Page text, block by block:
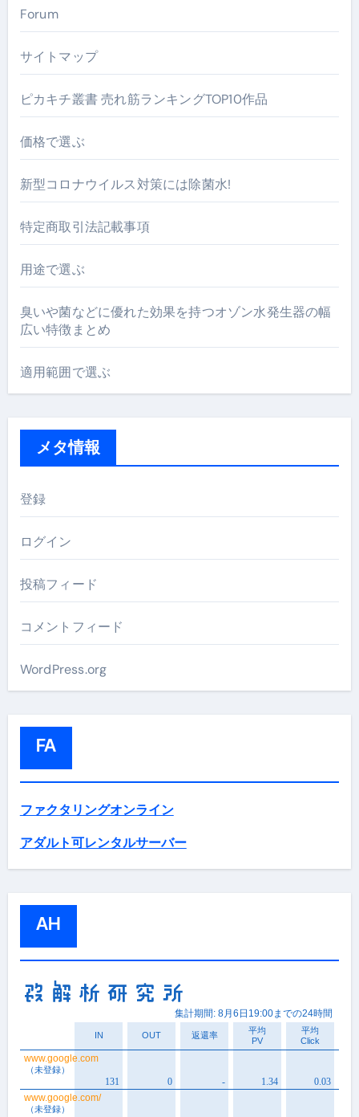
Forum
サイトマップ
ピカキチ叢書 売れ筋ランキングTOP10作品
価格で選ぶ
新型コロナウイルス対策には除菌水!
特定商取引法記載事項
用途で選ぶ
臭いや菌などに優れた効果を持つオゾン水発生器の幅
広い特徴まとめ
適用範囲で選ぶ
メタ情報
登録
ログイン
投稿フィード
コメントフィード
WordPress.org
FA
ファクタリングオンライン
アダルト可レンタルサーバー
AH